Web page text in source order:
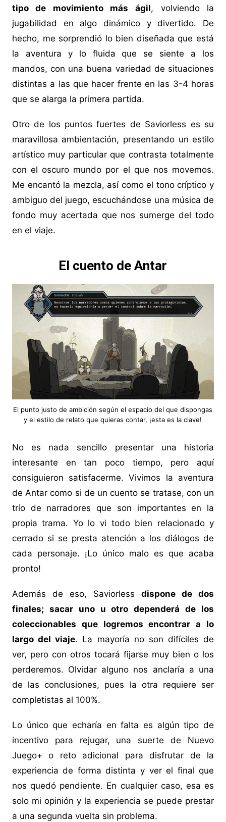
tipo de movimiento más ágil, volviendo la
jugabilidad en algo dinámico y divertido. De
hecho, me sorprendió lo bien diseñada que está
la aventura y lo fluida que se siente a los
mandos, con una buena variedad de situaciones
distintas a las que hacer frente en las 3-4 horas
que se alarga la primera partida.
Otro de los puntos fuertes de Saviorless es su
maravillosa ambientación, presentando un estilo
artístico muy particular que contrasta totalmente
con el oscuro mundo por el que nos movemos.
Me encantó la mezcla, así como el tono críptico y
ambiguo del juego, escuchándose una música de
fondo muy acertada que nos sumerge del todo
en el viaje.
El cuento de Antar
El punto justo de ambición según el espacio del que dispongas
y el estilo de relato que quieras contar, ¡esta es la clave!
No es nada sencillo presentar una historia
interesante en tan poco tiempo, pero aquí
consiguieron satisfacerme. Vivimos la aventura
de Antar como si de un cuento se tratase, con un
trío de narradores que son importantes en la
propia trama. Yo lo vi todo bien relacionado y
cerrado si se presta atención a los diálogos de
cada personaje. ¡Lo único malo es que acaba
pronto!
Además de eso, Saviorlessdispone de dos
finales; sacar uno u otro dependerá de los
coleccionables que logremos encontrar a lo
largo del viaje. La mayoría no son difíciles de
ver, pero con otros tocará fijarse muy bien o los
perderemos. Olvidar alguno nos anclaría a una
de las conclusiones, pues la otra requiere ser
completistas al 100%.
Lo único que echaría en falta es algún tipo de
incentivo para rejugar, una suerte de Nuevo
Juego+ o reto adicional para disfrutar de la
experiencia de forma distinta y ver el final que
nos quedó pendiente. En cualquier caso, esa es
solo mi opinión y la experiencia se puede prestar
a una segunda vuelta sin problema.